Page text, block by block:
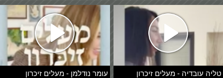
טליה עובדיה - מעלים זיכרון עומר נודלמן - מעלים זיכרון